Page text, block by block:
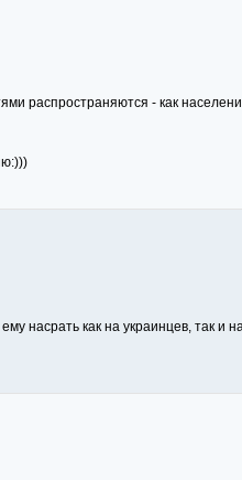
распространяются - как
насрать как на украинцев, так и